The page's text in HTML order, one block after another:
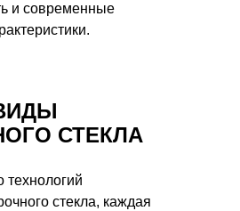
и современные
СТЕКЛА
технологий
стекла, каждая